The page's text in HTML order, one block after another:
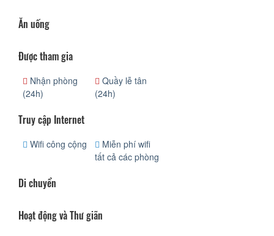
Ăn uống
Được tham gia
Nhận phòng
(24h)
Quầy lễ tân
(24h)
Truy cập Internet
Wifi công cộng
Miễn phí wifi
tất cả các phòng
Di chuyển
Hoạt động và Thư giãn